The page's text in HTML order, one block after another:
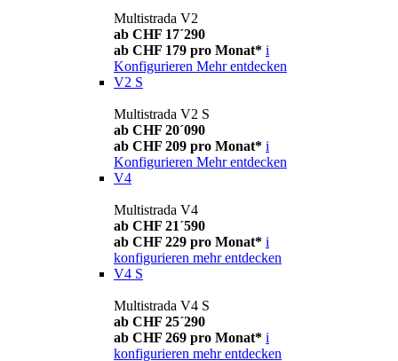
Multistrada V2
ab CHF 17´290
ab CHF 179 pro Monat* i
Konfigurieren Mehr entdecken
V2 S
Multistrada V2 S
ab CHF 20´090
ab CHF 209 pro Monat* i
Konfigurieren Mehr entdecken
V4
Multistrada V4
ab CHF 21´590
ab CHF 229 pro Monat* i
konfigurieren mehr entdecken
V4 S
Multistrada V4 S
ab CHF 25´290
ab CHF 269 pro Monat* i
konfigurieren mehr entdecken